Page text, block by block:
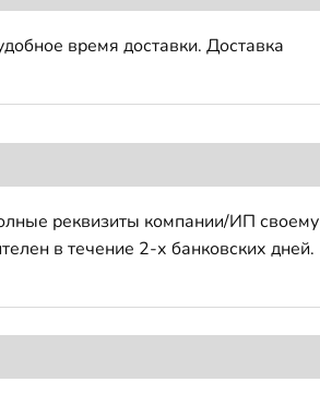
время доставки. Доставка
реквизиты компании/ИП своему
в течение 2-х банковских дней.